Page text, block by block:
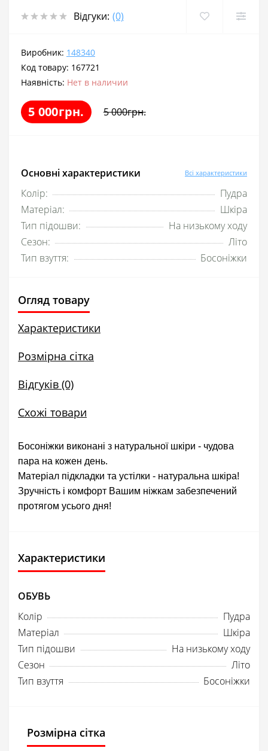
Відгуки: (0)
Виробник: 148340
Код товару: 167721
Наявність: Нет в наличии
5 000грн. 5 000грн.
Основні характеристики Всі характеристики
Колір:
Пудра
Матеріал:
Шкіра
Тип підошви:
На низькому ходу
Сезон:
Літо
Тип взуття:
Босоніжки
Огляд товару
Характеристики
Розмірна сітка
Відгуків (0)
Схожі товари
Босоніжки виконані з натуральної шкіри - чудова
пара на кожен день.
Матеріал підкладки та устілки - натуральна шкіра!
Зручність і комфорт Вашим ніжкам забезпечений
протягом усього дня!
Характеристики
ОБУВЬ
Колір
Пудра
Матеріал
Шкіра
Тип підошви
На низькому ходу
Сезон
Літо
Тип взуття
Босоніжки
Розмірна сітка